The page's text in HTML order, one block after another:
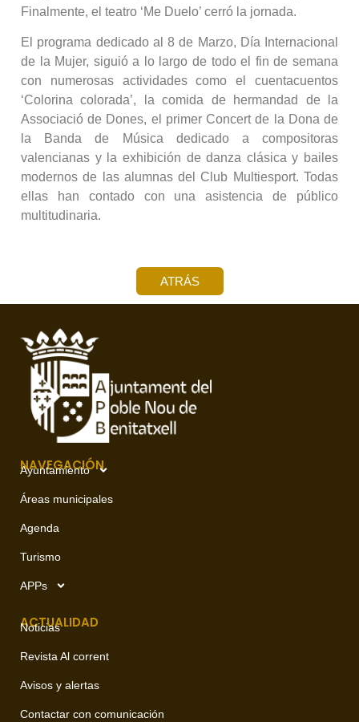
Finalmente, el teatro ‘Me Duelo’ cerró la jornada.
El programa dedicado al 8 de Marzo, Día Internacional
de la Mujer, siguió a lo largo de todo el fin de semana
con numerosas actividades como el cuentacuentos
‘Colorina colorada’, la comida de hermandad de la
Associació de Dones, el primer Concert de la Dona de
la Banda de Música dedicado a compositoras
valencianas y la exhibición de danza clásica y bailes
modernos de las alumnas del Club Multiesport. Todas
ellas han contado con una asistencia de público
multitudinaria.
ATRÁS
NAVEGACIÓN
Ayuntamiento
Áreas municipales
Agenda
Turismo
APPs
ACTUALIDAD
Noticias
Revista Al corrent
Avisos y alertas
Contactar con comunicación